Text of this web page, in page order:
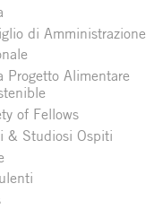
di Amministrazione
Progetto Alimentare
of Fellows
& Studiosi Ospiti